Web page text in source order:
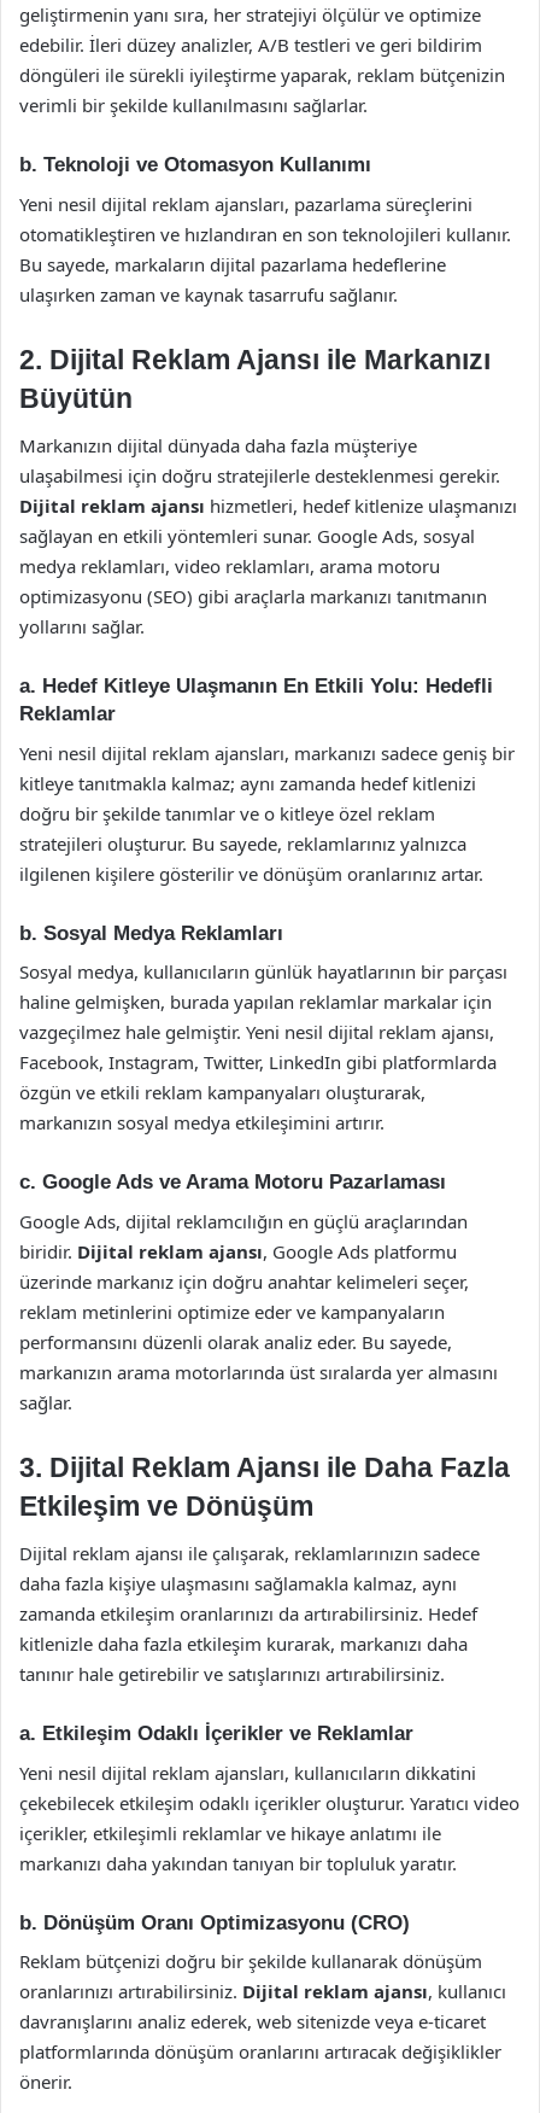
geliştirmenin yanı sıra, her stratejiyi ölçülür ve optimize
edebilir. İleri düzey analizler, A/B testleri ve geri bildirim
döngüleri ile sürekli iyileştirme yaparak, reklam bütçenizin
verimli bir şekilde kullanılmasını sağlarlar.
b. Teknoloji ve Otomasyon Kullanımı
Yeni nesil dijital reklam ajansları, pazarlama süreçlerini
otomatikleştiren ve hızlandıran en son teknolojileri kullanır.
Bu sayede, markaların dijital pazarlama hedeflerine
ulaşırken zaman ve kaynak tasarrufu sağlanır.
2. Dijital Reklam Ajansı ile Markanızı
Büyütün
Markanızın dijital dünyada daha fazla müşteriye
ulaşabilmesi için doğru stratejilerle desteklenmesi gerekir.
Dijital reklam ajansı hizmetleri, hedef kitlenize ulaşmanızı
sağlayan en etkili yöntemleri sunar. Google Ads, sosyal
medya reklamları, video reklamları, arama motoru
optimizasyonu (SEO) gibi araçlarla markanızı tanıtmanın
yollarını sağlar.
a. Hedef Kitleye Ulaşmanın En Etkili Yolu: Hedefli
Reklamlar
Yeni nesil dijital reklam ajansları, markanızı sadece geniş bir
kitleye tanıtmakla kalmaz; aynı zamanda hedef kitlenizi
doğru bir şekilde tanımlar ve o kitleye özel reklam
stratejileri oluşturur. Bu sayede, reklamlarınız yalnızca
ilgilenen kişilere gösterilir ve dönüşüm oranlarınız artar.
b. Sosyal Medya Reklamları
Sosyal medya, kullanıcıların günlük hayatlarının bir parçası
haline gelmişken, burada yapılan reklamlar markalar için
vazgeçilmez hale gelmiştir. Yeni nesil dijital reklam ajansı,
Facebook, Instagram, Twitter, LinkedIn gibi platformlarda
özgün ve etkili reklam kampanyaları oluşturarak,
markanızın sosyal medya etkileşimini artırır.
c. Google Ads ve Arama Motoru Pazarlaması
Google Ads, dijital reklamcılığın en güçlü araçlarından
biridir. Dijital reklam ajansı, Google Ads platformu
üzerinde markanız için doğru anahtar kelimeleri seçer,
reklam metinlerini optimize eder ve kampanyaların
performansını düzenli olarak analiz eder. Bu sayede,
markanızın arama motorlarında üst sıralarda yer almasını
sağlar.
3. Dijital Reklam Ajansı ile Daha Fazla
Etkileşim ve Dönüşüm
Dijital reklam ajansı ile çalışarak, reklamlarınızın sadece
daha fazla kişiye ulaşmasını sağlamakla kalmaz, aynı
zamanda etkileşim oranlarınızı da artırabilirsiniz. Hedef
kitlenizle daha fazla etkileşim kurarak, markanızı daha
tanınır hale getirebilir ve satışlarınızı artırabilirsiniz.
a. Etkileşim Odaklı İçerikler ve Reklamlar
Yeni nesil dijital reklam ajansları, kullanıcıların dikkatini
çekebilecek etkileşim odaklı içerikler oluşturur. Yaratıcı video
içerikler, etkileşimli reklamlar ve hikaye anlatımı ile
markanızı daha yakından tanıyan bir topluluk yaratır.
b. Dönüşüm Oranı Optimizasyonu (CRO)
Reklam bütçenizi doğru bir şekilde kullanarak dönüşüm
oranlarınızı artırabilirsiniz. Dijital reklam ajansı, kullanıcı
davranışlarını analiz ederek, web sitenizde veya e-ticaret
platformlarında dönüşüm oranlarını artıracak değişiklikler
önerir.